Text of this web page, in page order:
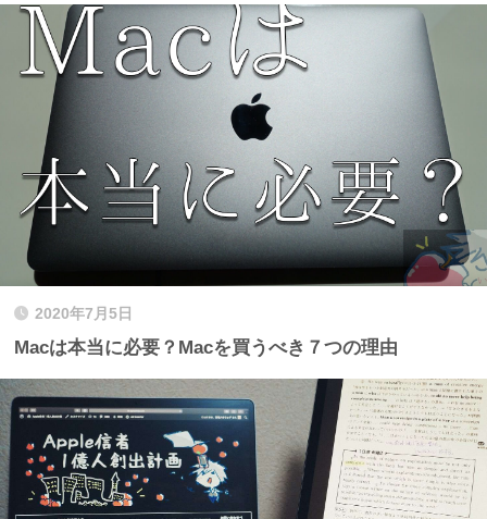
2020年7月5日
Macは本当に必要？Macを買うべき７つの理由